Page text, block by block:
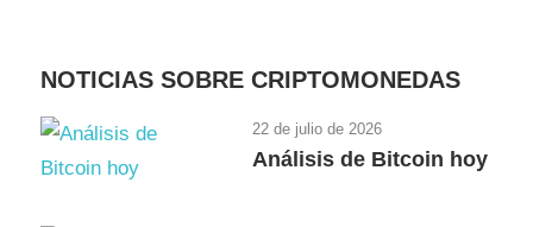
NOTICIAS SOBRE CRIPTOMONEDAS
22 de julio de 2026
Análisis de Bitcoin hoy